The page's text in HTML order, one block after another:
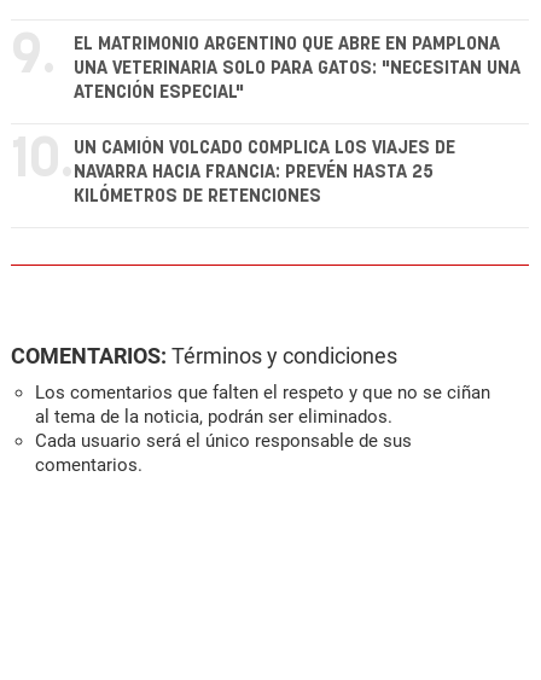
9.
EL MATRIMONIO ARGENTINO QUE ABRE EN PAMPLONA
UNA VETERINARIA SOLO PARA GATOS: "NECESITAN UNA
ATENCIÓN ESPECIAL"
10. UN CAMIÓN VOLCADO COMPLICA LOS VIAJES DE
NAVARRA HACIA FRANCIA: PREVÉN HASTA 25
KILÓMETROS DE RETENCIONES
COMENTARIOS: Términos y condiciones
Los comentarios que falten el respeto y que no se ciñan
al tema de la noticia, podrán ser eliminados.
Cada usuario será el único responsable de sus
comentarios.